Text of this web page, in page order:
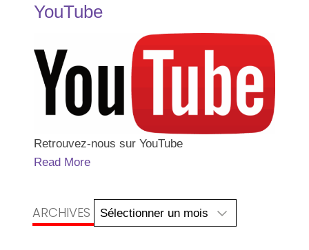
YouTube
Retrouvez-nous sur YouTube
Read More
ARCHIVES
Archives